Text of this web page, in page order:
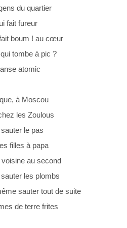
du quartier
fait fureur
boum ! au cœur
tombe à pic ?
atomic
à Moscou
les Zoulous
le pas
filles à papa
au second
les plombs
sauter tout de suite
de terre frites